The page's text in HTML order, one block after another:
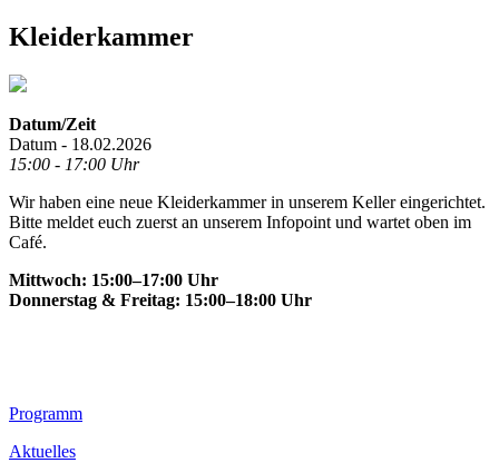
Kleiderkammer
Datum/Zeit
Datum - 18.02.2026
15:00 - 17:00 Uhr
Wir haben eine neue Kleiderkammer in unserem Keller eingerichtet.
Bitte meldet euch zuerst an unserem Infopoint und wartet oben im
Café.
Mittwoch: 15:00–17:00 Uhr
Donnerstag & Freitag: 15:00–18:00 Uhr
Footer
Inhalt
Programm
Aktuelles